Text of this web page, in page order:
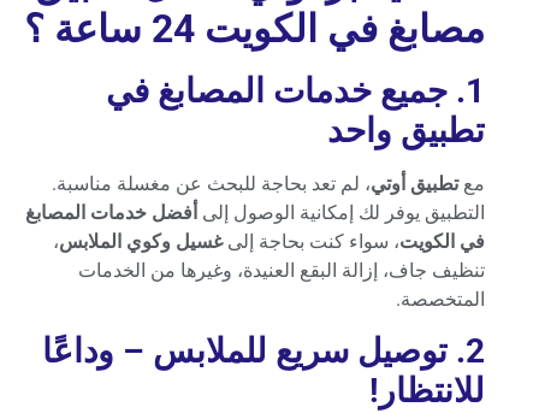
مصابغ في الكويت 24 ساعة ؟
1. جميع خدمات المصابغ في
تطبيق واحد
معتطبيق أوتي، لم تعد بحاجة للبحث عن مغسلة مناسبة.
التطبيق يوفر لك إمكانية الوصول إلى أفضل خدمات المصابغ
في الكويت، سواء كنت بحاجة إلىغسيل وكوي الملابس،
تنظيف جاف، إزالة البقع العنيدة، وغيرها من الخدمات
المتخصصة.
2. توصيل سريع للملابس – وداعًا
للانتظار !